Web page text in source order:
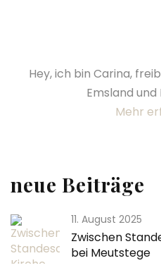
Hey, ich bin Carina,
Emsland
Mehr
neue Beiträge
11. August 2025
Zwischen
bei Meutstege